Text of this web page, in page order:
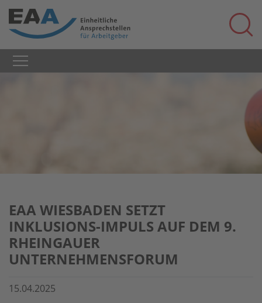
EAA WIESBADEN SETZT
INKLUSIONS-IMPULS AUF DEM 9.
RHEINGAUER
UNTERNEHMENSFORUM
15.04.2025